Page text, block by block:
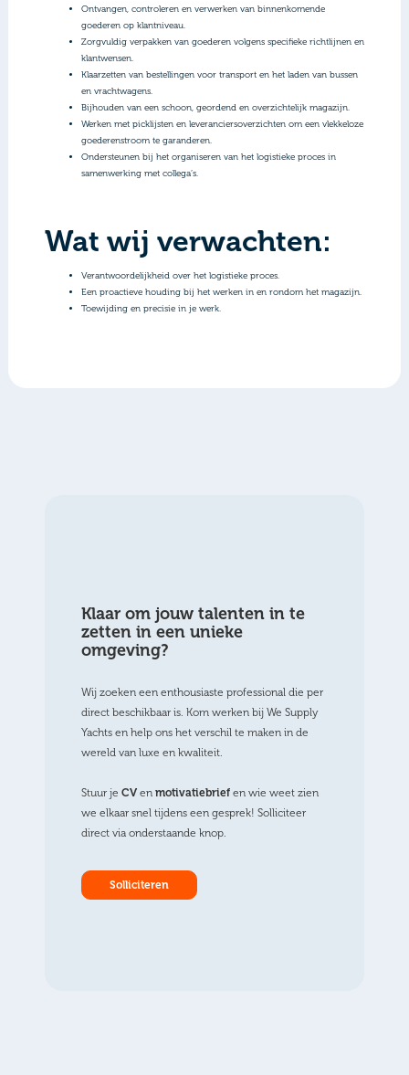
Ontvangen, controleren en verwerken van binnenkomende
goederen op klantniveau.
Zorgvuldig verpakken van goederen volgens specifieke richtlijnen en
klantwensen.
Klaarzetten van bestellingen voor transport en het laden van bussen
en vrachtwagens.
Bijhouden van een schoon, geordend en overzichtelijk magazijn.
Werken met picklijsten en leveranciersoverzichten om een vlekkeloze
goederenstroom te garanderen.
Ondersteunen bij het organiseren van het logistieke proces in
samenwerking met collega’s.
Wat wij verwachten:
Verantwoordelijkheid over het logistieke proces.
Een proactieve houding bij het werken in en rondom het magazijn.
Toewijding en precisie in je werk.
Klaar om jouw talenten in te
zetten in een unieke
omgeving?
Wij zoeken een enthousiaste professional die per
direct beschikbaar is. Kom werken bij We Supply
Yachts en help ons het verschil te maken in de
wereld van luxe en kwaliteit.
Stuur je CV en motivatiebrief en wie weet zien
we elkaar snel tijdens een gesprek! Solliciteer
direct via onderstaande knop.
Solliciteren